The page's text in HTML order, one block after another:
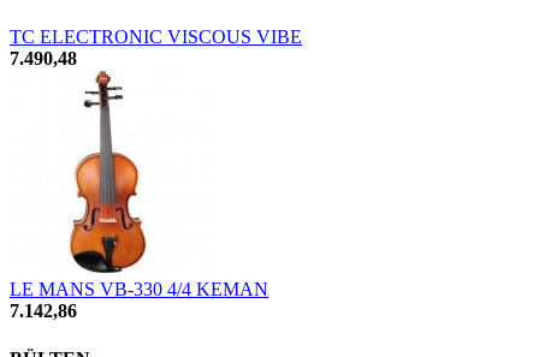
TC ELECTRONIC VISCOUS VIBE
7.490,48
LE MANS VB-330 4/4 KEMAN
7.142,86